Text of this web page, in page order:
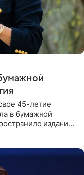
45-летие
в бумажной
издание